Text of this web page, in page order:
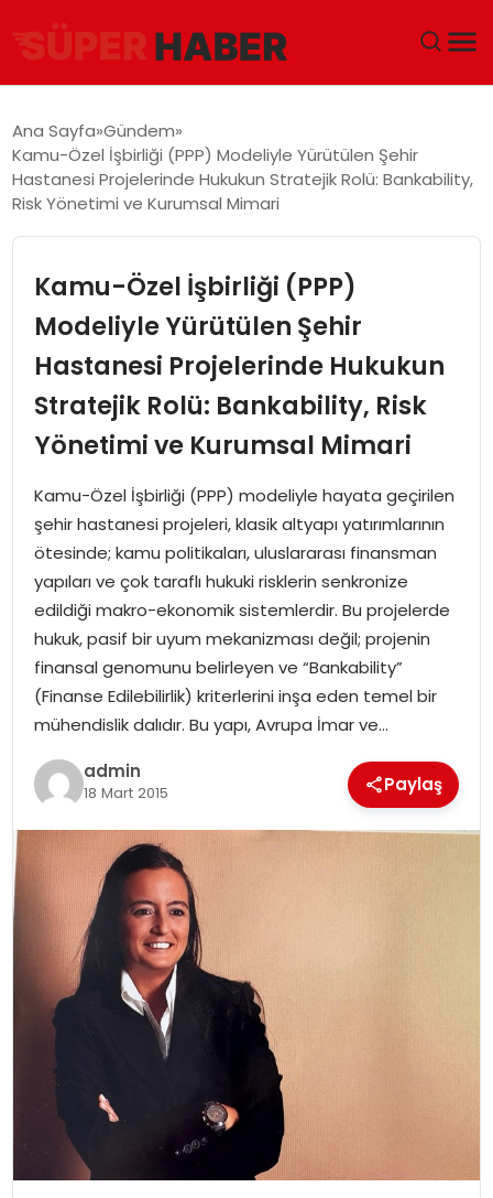
GÜNDEM
EĞITIM
EKONOMI
MAGAZIN
SAĞLIK
SIYASET
SPOR
TEKNOLOJI
YAŞAM
Ana Sayfa Gündem
Kamu-Özel İşbirliği (PPP) Modeliyle Yürütülen Şehir
Hastanesi Projelerinde Hukukun Stratejik Rolü: Bankability,
Risk Yönetimi ve Kurumsal Mimari
Kamu-Özel İşbirliği (PPP)
Modeliyle Yürütülen Şehir
Hastanesi Projelerinde Hukukun
Stratejik Rolü: Bankability, Risk
Yönetimi ve Kurumsal Mimari
Kamu-Özel İşbirliği (PPP) modeliyle hayata geçirilen
şehir hastanesi projeleri, klasik altyapı yatırımlarının
ötesinde; kamu politikaları, uluslararası finansman
yapıları ve çok taraflı hukuki risklerin senkronize
edildiği makro-ekonomik sistemlerdir. Bu projelerde
hukuk, pasif bir uyum mekanizması değil; projenin
finansal genomunu belirleyen ve “Bankability”
(Finanse Edilebilirlik) kriterlerini inşa eden temel bir
mühendislik dalıdır. Bu yapı, Avrupa İmar ve…
admin
18 Mart 2015 Paylaş